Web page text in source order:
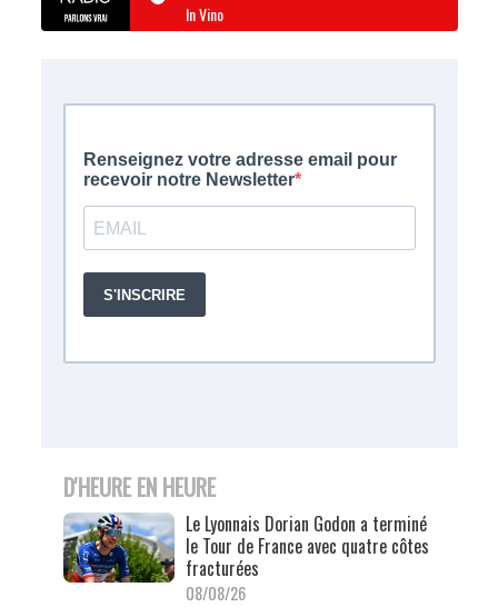
In Vino
D'HEURE EN HEURE
Le Lyonnais Dorian Godon a terminé
le Tour de France avec quatre côtes
fracturées
08/08/26